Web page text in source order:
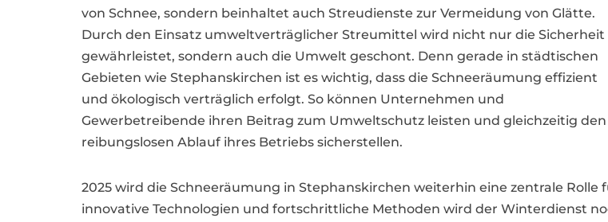
von Schnee, sondern beinhaltet auch Streudienste zur Vermeidung von Glätte.
Durch den Einsatz umweltverträglicher Streumittel wird nicht nur die Sicherheit
gewährleistet, sondern auch die Umwelt geschont. Denn gerade in städtischen
Gebieten wie Stephanskirchen ist es wichtig, dass die Schneeräumung effizient
und ökologisch verträglich erfolgt. So können Unternehmen und
Gewerbetreibende ihren Beitrag zum Umweltschutz leisten und gleichzeitig den
reibungslosen Ablauf ihres Betriebs sicherstellen.
2025 wird die Schneeräumung in Stephanskirchen weiterhin eine zentrale
innovative Technologien und fortschrittliche Methoden wird der Winterdienst